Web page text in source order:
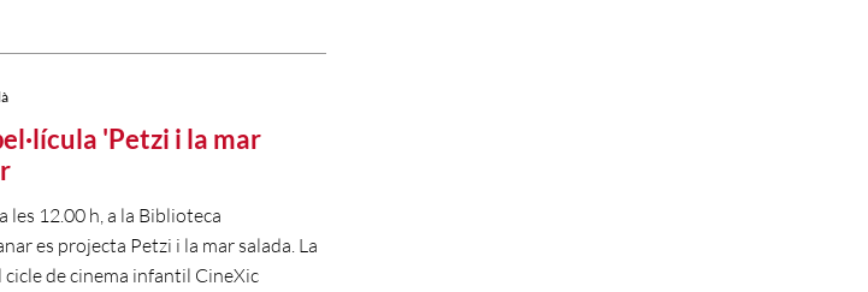
'Petzi i la mar
les 12.00 h, a la Biblioteca
es projecta Petzi i la mar salada. La
de cinema infantil CineXic